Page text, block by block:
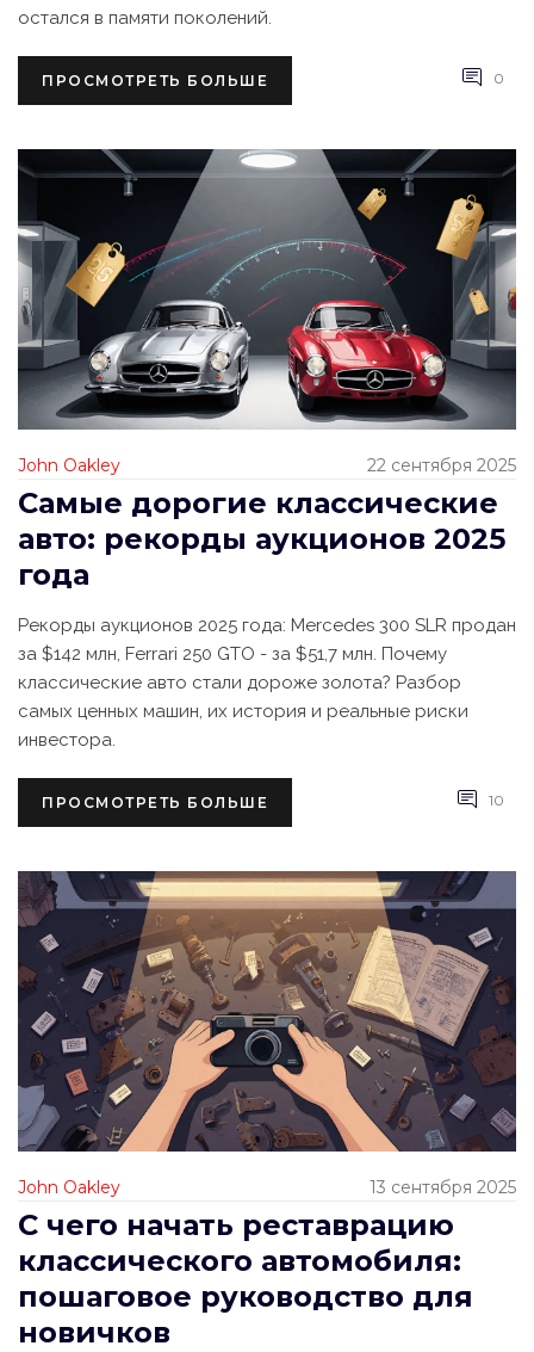
остался в памяти поколений.
ПРОСМОТРЕТЬ БОЛЬШЕ 0
John Oakley 22 сентября 2025
Самые дорогие классические
авто: рекорды аукционов 2025
года
Рекорды аукционов 2025 года: Mercedes 300 SLR продан
за $142 млн, Ferrari 250 GTO - за $51,7 млн. Почему
классические авто стали дороже золота? Разбор
самых ценных машин, их история и реальные риски
инвестора.
ПРОСМОТРЕТЬ БОЛЬШЕ 10
John Oakley 13 сентября 2025
С чего начать реставрацию
классического автомобиля:
пошаговое руководство для
новичков